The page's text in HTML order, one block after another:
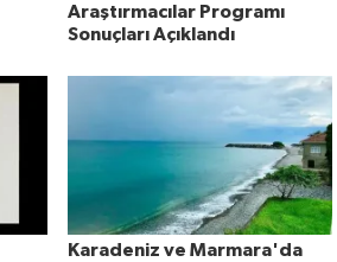
Araştırmacılar Programı
Sonuçları Açıklandı
Karadeniz ve Marmara'da